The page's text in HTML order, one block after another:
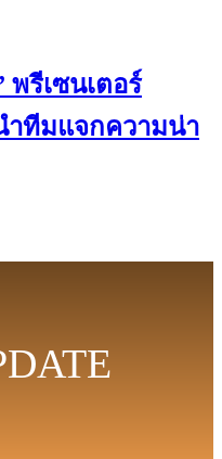
รีเซนเตอร์
ทีมแจกความน่า